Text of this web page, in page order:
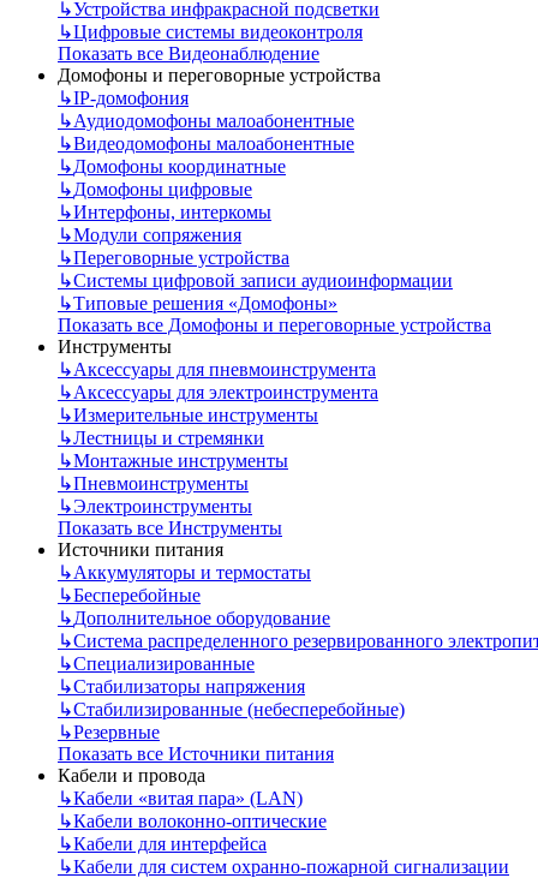
↳Устройства инфракрасной подсветки
↳Цифровые системы видеоконтроля
Показать все Видеонаблюдение
Домофоны и переговорные устройства
↳IP-домофония
↳Аудиодомофоны малоабонентные
↳Видеодомофоны малоабонентные
↳Домофоны координатные
↳Домофоны цифровые
↳Интерфоны, интеркомы
↳Модули сопряжения
↳Переговорные устройства
↳Системы цифровой записи аудиоинформации
↳Типовые решения «Домофоны»
Показать все Домофоны и переговорные устройства
Инструменты
↳Аксессуары для пневмоинструмента
↳Аксессуары для электроинструмента
↳Измерительные инструменты
↳Лестницы и стремянки
↳Монтажные инструменты
↳Пневмоинструменты
↳Электроинструменты
Показать все Инструменты
Источники питания
↳Аккумуляторы и термостаты
↳Бесперебойные
↳Дополнительное оборудование
↳Система распределенного резервированного
↳Специализированные
↳Стабилизаторы напряжения
↳Стабилизированные (небесперебойные)
↳Резервные
Показать все Источники питания
Кабели и провода
↳Кабели «витая пара» (LAN)
↳Кабели волоконно-оптические
↳Кабели для интерфейса
↳Кабели для систем охранно-пожарной сигнализации